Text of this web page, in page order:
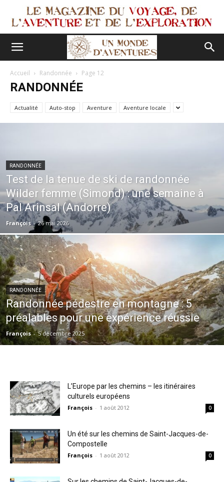
Accueil Randonnée Page 12
RANDONNÉE
Actualité Auto-stop Aventure Aventure locale
RANDONNÉE
Test de la tenue de ski de randonnée
Wilder femme (Simond) : une semaine à
Pal Arinsal (Andorre)
François - 26 mai 2026
RANDONNÉE
Randonnée pédestre en montagne : 5
préalables pour une expérience réussie
François - 5 décembre 2025
L’Europe par les chemins – les itinéraires
culturels européens
François - 1 août 2012 0
Un été sur les chemins de Saint-Jacques-de-
Compostelle
François - 1 août 2012 0